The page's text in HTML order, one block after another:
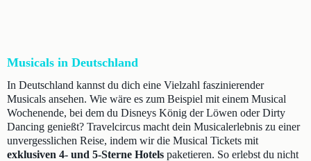
Musicals in Deutschland
In Deutschland kannst du dich eine Vielzahl faszinierender
Musicals ansehen. Wie wäre es zum Beispiel mit einem Musical
Wochenende, bei dem du Disneys König der Löwen oder Dirty
Dancing genießt? Travelcircus macht dein Musicalerlebnis zu einer
unvergesslichen Reise, indem wir die Musical Tickets mit
exklusiven 4- und 5-Sterne Hotels paketieren. So erlebst du nicht